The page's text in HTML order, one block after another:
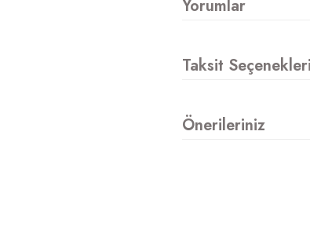
Yorumlar
Taksit Seçenekleri
Önerileriniz